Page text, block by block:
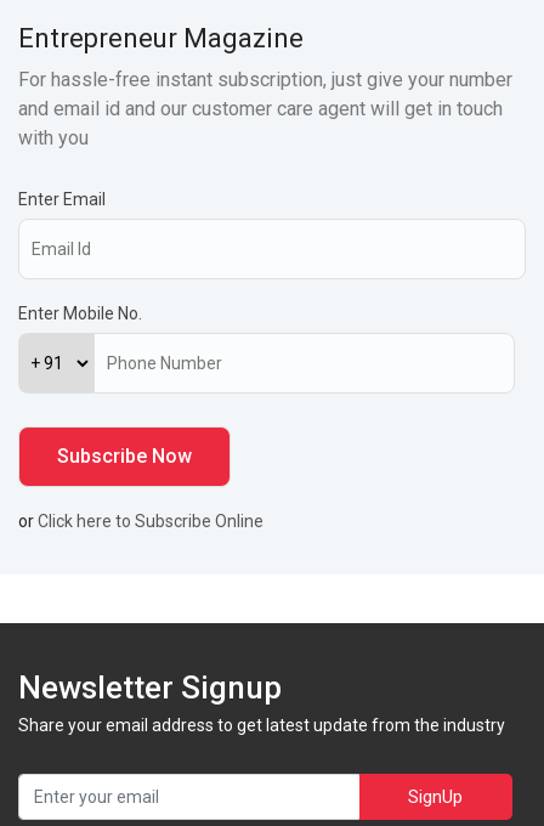
Entrepreneur Magazine
For hassle-free instant subscription, just give your number
and email id and our customer care agent will get in touch
with you
Enter Email
Enter Mobile No.
orClick here to Subscribe Online
Newsletter Signup
Share your email address to get latest update from the industry
SignUp